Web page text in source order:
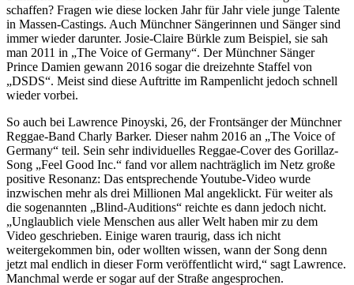
schaffen? Fragen wie diese locken Jahr für Jahr viele junge Talente
in Massen-Castings. Auch Münchner Sängerinnen und Sänger sind
immer wieder darunter. Josie-Claire Bürkle zum Beispiel, sie sah
man 2011 in „The Voice of Germany“. Der Münchner Sänger
Prince Damien gewann 2016 sogar die dreizehnte Staffel von
„DSDS“. Meist sind diese Auftritte im Rampenlicht jedoch schnell
wieder vorbei.
So auch bei Lawrence Pinoyski, 26, der Frontsänger der Münchner
Reggae-Band Charly Barker. Dieser nahm 2016 an „The Voice of
Germany“ teil. Sein sehr individuelles Reggae-Cover des Gorillaz-
Song „Feel Good Inc.“ fand vor allem nachträglich im Netz große
positive Resonanz: Das entsprechende Youtube-Video wurde
inzwischen mehr als drei Millionen Mal angeklickt. Für weiter als
die sogenannten „Blind-Auditions“ reichte es dann jedoch nicht.
„Unglaublich viele Menschen aus aller Welt haben mir zu dem
Video geschrieben. Einige waren traurig, dass ich nicht
weitergekommen bin, oder wollten wissen, wann der Song denn
jetzt mal endlich in dieser Form veröffentlicht wird,“ sagt Lawrence.
Manchmal werde er sogar auf der Straße angesprochen.